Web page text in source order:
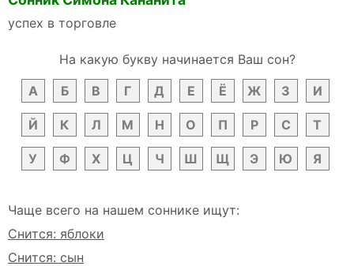
успех в торговле
На какую букву начинается Ваш сон?
А
Б В Г Д Е Ё Ж З И
Й К Л М Н О П Р С Т
У Ф Х Ц Ч Ш Щ Э Ю Я
Чаще всего на нашем соннике ищут:
Снится: яблоки
Снится: сын